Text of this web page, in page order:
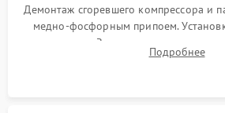
Демонтаж сгоревшего компрессора и
медно-фосфорным припоем.
осушителя. Замена изношенных
сломанных заслонок илиПодробнее